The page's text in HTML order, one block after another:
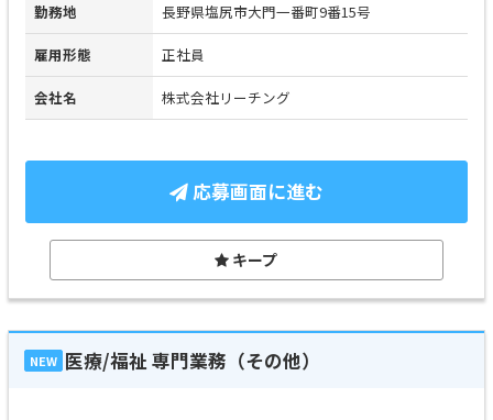
勤務地 長野県塩尻市大門一番町9番15号
雇用形態 正社員
会社名 株式会社リーチング
応募画面に進む
キープ
NEW 医療/福祉 専門業務（その他）